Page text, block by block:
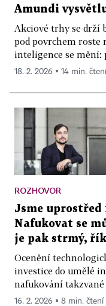
Amundi
Akciové trhy se drží
pod povrchem roste
inteligence se mění:
18. 2. 2026 ▪ 14 min. čtení
ROZHOVOR
Jsme
Nafukovat se
je pak strmý,
Ocenění
investice do umělé
nafukování
16. 2. 2026 ▪ 8 min. čtení